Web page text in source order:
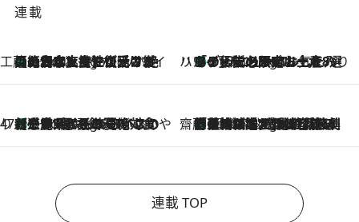
連載
工藤まやのおもてなしハワイ
9 Hours Ago
【ハワイ土産】ローカルの絶大な支持で復活！ 絶品の幻クッキー《元ファンの日本人女性が受け継いだ名店》 ハワイ賢者 リサのお気に入りリスト9 Hours Ago
あの伝説の限定トートも！ リニューアルした「ディーン＆デルーカ ハワイ」で必須のお土産8選
47都道府県の手みやげ ひんやりスイーツで夏を満喫
9 Hours Ago
【三重県】この夏絶対食べたい 冷やしておいしいおやつ3選 お餅×アイスの新感覚スイーツ 齋藤 薫 美容脳ルネサンス
9 Hours Ago
「荷物が増えるほど旅ストレスは増す」美容ジャーナリストがたどり着いた最終結論。“化粧品を劇的に減らす”感動の凝縮美容とは
連載 TOP